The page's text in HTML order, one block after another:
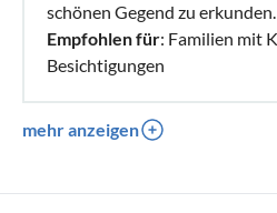
schönen Gegend zu erkunden.
Empfohlen für: Familien mit
Besichtigungen
mehr anzeigen